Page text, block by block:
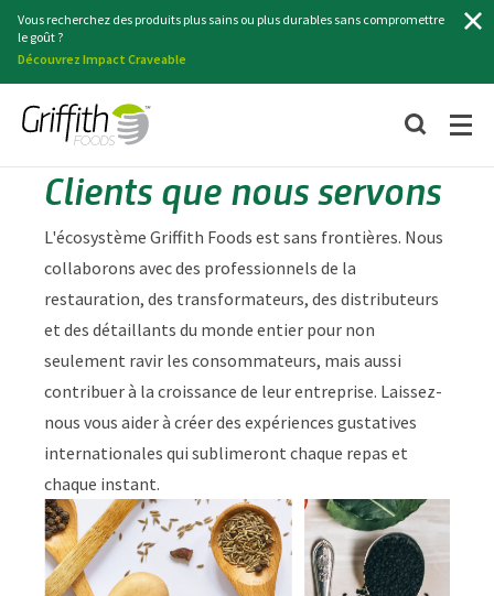
Vous recherchez des produits plus sains ou plus durables sans compromettre
le goût ?
Découvrez Impact Craveable
Clients que nous servons
L'écosystème Griffith Foods est sans frontières. Nous
collaborons avec des professionnels de la
restauration, des transformateurs, des distributeurs
et des détaillants du monde entier pour non
seulement ravir les consommateurs, mais aussi
contribuer à la croissance de leur entreprise. Laissez-
nous vous aider à créer des expériences gustatives
internationales qui sublimeront chaque repas et
chaque instant.